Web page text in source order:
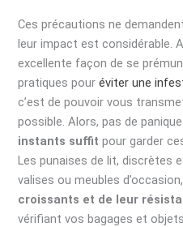
Ces précautions ne
leur impact est considérable.
excellente façon de se
pratiques pouréviter une
c’est de pouvoir vous
possible. Alors, pas de panique
instants suffit pour garder
Les punaises de lit, discrètes
valises ou meubles
croissants et de leur
vérifiant vos bagages et